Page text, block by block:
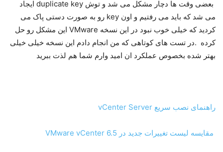
بعضی وقت ها دچار مشکل می شد و توش duplicate key ایجاد
می شد که باید می رفتیم و اون key رو به صورت دستی پاک می
کردید که خیلی خوب نبود در این نسخه VMware این مشکل رو حل
کرده .در تست های کوتاهی که من انجام دادم این نسخه خیلی خیلی
بهتر شده بخصوص عملکرد ان امید وارم شما هم لذت ببرید
راهنمای نصب سریع vCenter Server
مقایسه لیست تغییرات جدید در VMware vCenter 6.5